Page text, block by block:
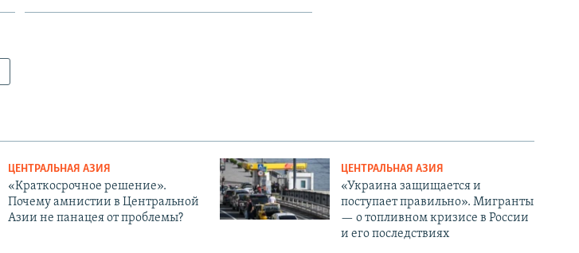
ЦЕНТРАЛЬНАЯ АЗИЯ
«Краткосрочное решение».
Почему амнистии в Центральной
Азии не панацея от проблемы?
ЦЕНТРАЛЬНАЯ АЗИЯ
«Украина защищается и
поступает правильно». Мигранты
— о топливном кризисе в России
и его последствиях